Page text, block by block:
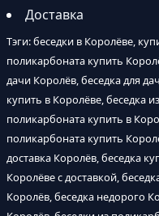
Доставка
Тэги: беседки в Королёве,
поликарбоната купить
дачи Королёв, беседка для
купить в Королёве, беседка
поликарбоната купить в
поликарбоната купить
доставка Королёв, беседка
Королёве с доставкой,
Королёв, беседка недорого